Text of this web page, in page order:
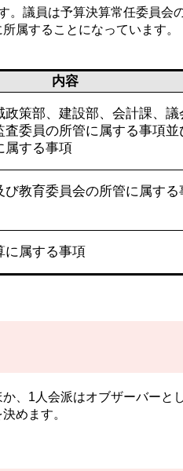
。議員は予算決算常任委員会
属することになっています。
内容
政策部、建設部、会計課、議
査委員の所管に属する事項並
属する事項
び教育委員会の所管に属する
に属する事項
、1人会派はオブザーバーと
めます。